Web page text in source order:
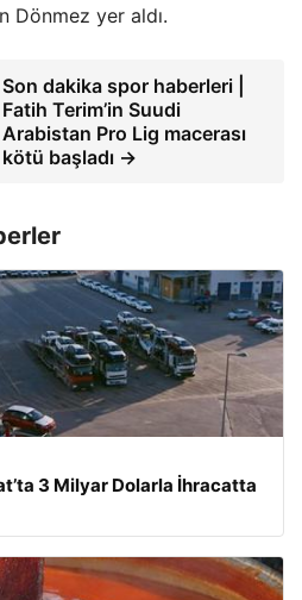
Dönmez yer aldı.
Son dakika spor haberleri |
Fatih Terim’in Suudi
Arabistan Pro Lig macerası
kötü başladı →
3 Milyar Dolarla İhracatta